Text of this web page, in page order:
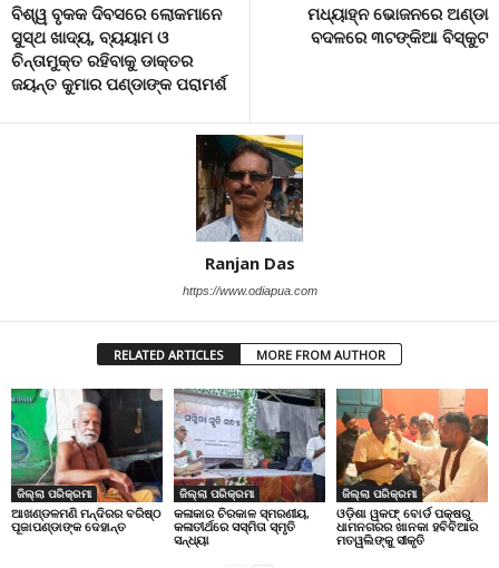
ବିଶ୍ୱ ବୃକକ ଦିବସରେ ଲୋକମାନେ
ସୁସ୍ଥ ଖାଦ୍ୟ, ବ୍ୟୟାମ ଓ
ଚିନ୍ତାମୁକ୍ତ ରହିବାକୁ ଡାକ୍ତର
ଜୟନ୍ତ କୁମାର ପଣ୍ଡାଙ୍କ ପରାମର୍ଶ
ମଧ୍ୟାହ୍ନ ଭୋଜନରେ ଅଣ୍ଡା
ବଦଳରେ ୩ଟଙ୍କିଆ ବିସ୍କୁଟ
Ranjan Das
https://www.odiapua.com
RELATED ARTICLES MORE FROM AUTHOR
ଜିଲ୍ଲା ପରିକ୍ରମା
ଆଖଣ୍ଡଳମଣି ମନ୍ଦିରର ବରିଷ୍ଠ
ପୂଜାପଣ୍ଡାଙ୍କ ଦେହାନ୍ତ
ଜିଲ୍ଲା ପରିକ୍ରମା
କଳାକାର ଚିରକାଳ ସ୍ମରଣୀୟ,
କଳାତୀର୍ଥରେ ସସ୍ମିତା ସ୍ମୃତି
ସନ୍ଧ୍ୟା
ଜିଲ୍ଲା ପରିକ୍ରମା
ଓଡ଼ିଶା ୱକଫ୍ ବୋର୍ଡ ପକ୍ଷରୁ
ଧାମନଗରର ଖାନକା ହବିବିଆର
ମତୱଲିଙ୍କୁ ସୀକୃତି